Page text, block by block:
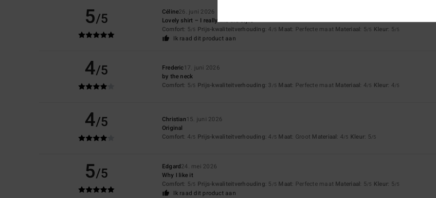
5/5 Céline26. juni 2026
Lovely shirt – I really like the style
Comfort: 5/5 Prijs-kwaliteitverhouding: 4 /5 Maat: Perfecte maat Materiaal: 5/5 Kleur: 5/5
Ik raad dit product aan
4/5 Frederic17. juni 2026
by the neck
Comfort: 5/5 Prijs-kwaliteitverhouding: 3 /5 Maat: Perfecte maat Materiaal: 4/5 Kleur: 4/5
4/5 Christian15. juni 2026
Original
Comfort: 4/5 Prijs-kwaliteitverhouding: 4 /5 Maat: Groot Materiaal: 4/5 Kleur: 5/5
5/5 Edgard24. mei 2026
Why I like it
Comfort: 5/5 Prijs-kwaliteitverhouding: 5 /5 Maat: Perfecte maat Materiaal: 5/5 Kleur: 5/5
Ik raad dit product aan